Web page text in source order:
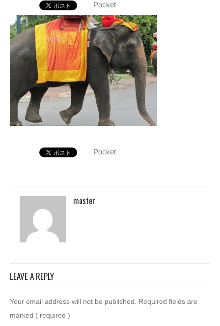
Pocket
Pocket
master
LEAVE A REPLY
Your email address will not be published. Required fields are
marked ( required )